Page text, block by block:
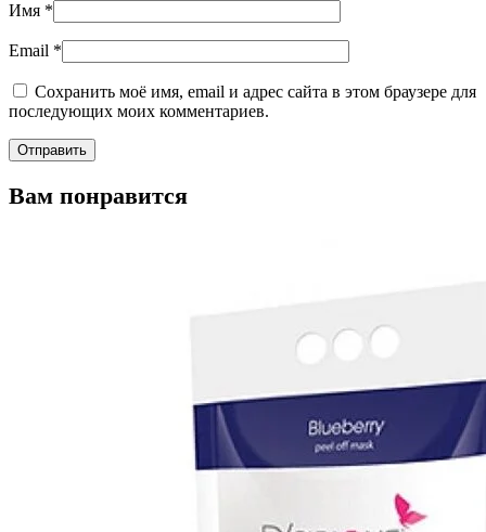
Имя *
Email *
Сохранить моё имя, email и адрес сайта в этом браузере для
последующих моих комментариев.
Вам понравится